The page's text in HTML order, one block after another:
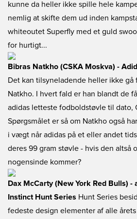
kunne da heller ikke spille hele
nemlig at skifte dem ud inden
whiteoutet Superfly med et guld
for hurtigt...
Bibras Natkho (CSKA Moskva) -
Det kan tilsyneladende heller ikke gå
Natkho. I hvert fald er han blandt de
adidas letteste fodboldstøvle til dato,
Spørgsmålet er så om Natkho også
i vægt når adidas på et eller andet
deres 99 gram støvle - hvis den altså
nogensinde kommer?
Dax McCarty (New York Red Bulls) -
Instinct Hunt Series Hunt Series
fedeste design elementer af alle